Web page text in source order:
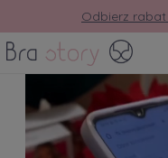
Odbierz rabat